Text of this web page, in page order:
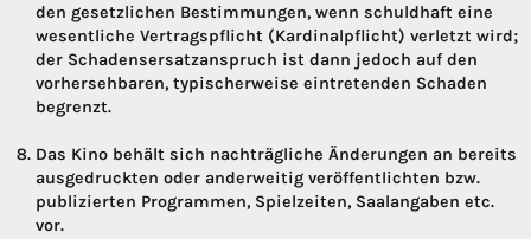
den gesetzlichen Bestimmungen, wenn schuldhaft eine
wesentliche Vertragspflicht (Kardinalpflicht) verletzt wird;
der Schadensersatzanspruch ist dann jedoch auf den
vorhersehbaren, typischerweise eintretenden Schaden
begrenzt.
Das Kino behält sich nachträgliche Änderungen an bereits
ausgedruckten oder anderweitig veröffentlichten bzw.
publizierten Programmen, Spielzeiten, Saalangaben etc.
vor.